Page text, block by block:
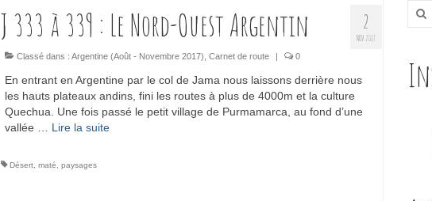
2
NOV 2017
J 333 à 339 : Le Nord-Ouest Argentin
Classé dans : Argentine (Août - Novembre 2017) Carnet de route 0
En entrant en Argentine par le col de Jama nous laissons derrière nous
les hauts plateaux andins, fini les routes à plus de 4000m et la culture
Quechua. Une fois passé le petit village de Purmamarca, au fond d’une
vallée … Lire la suite­­
Désert, maté, paysages